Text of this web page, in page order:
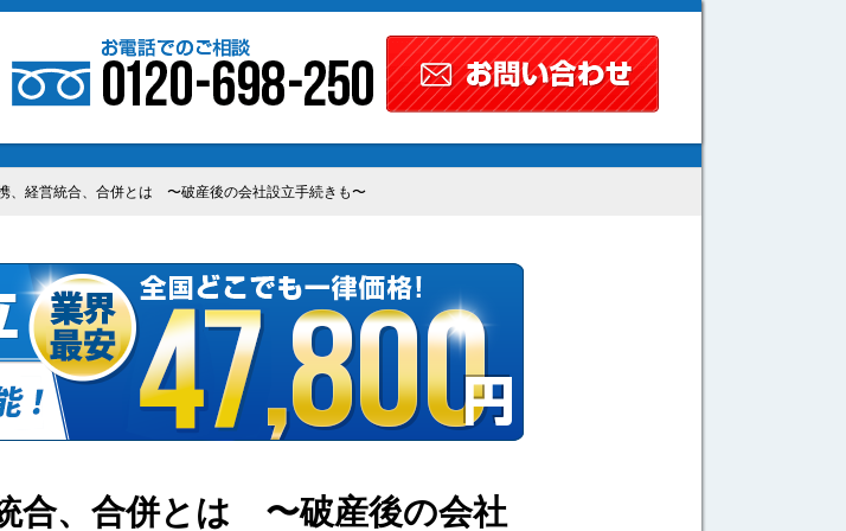
、経営統合、合併とは 〜破産後の会社設立手続きも〜
合、合併とは 〜破産後の会社